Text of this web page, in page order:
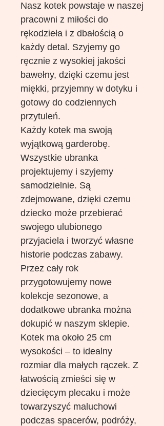
Nasz kotek powstaje w naszej
pracowni z miłości do
rękodzieła i z dbałością o
każdy detal. Szyjemy go
ręcznie z wysokiej jakości
bawełny, dzięki czemu jest
miękki, przyjemny w dotyku i
gotowy do codziennych
przytuleń.
Każdy kotek ma swoją
wyjątkową garderobę.
Wszystkie ubranka
projektujemy i szyjemy
samodzielnie. Są
zdejmowane, dzięki czemu
dziecko może przebierać
swojego ulubionego
przyjaciela i tworzyć własne
historie podczas zabawy.
Przez cały rok
przygotowujemy nowe
kolekcje sezonowe, a
dodatkowe ubranka można
dokupić w naszym sklepie.
Kotek ma około 25 cm
wysokości – to idealny
rozmiar dla małych rączek. Z
łatwością zmieści się w
dziecięcym plecaku i może
towarzyszyć maluchowi
podczas spacerów, podróży,